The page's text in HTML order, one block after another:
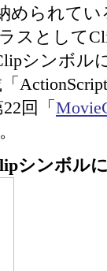
られてい
スとして
シンボル
回「
シンボル